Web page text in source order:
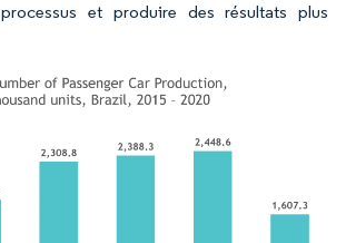
et produire des résultats plus